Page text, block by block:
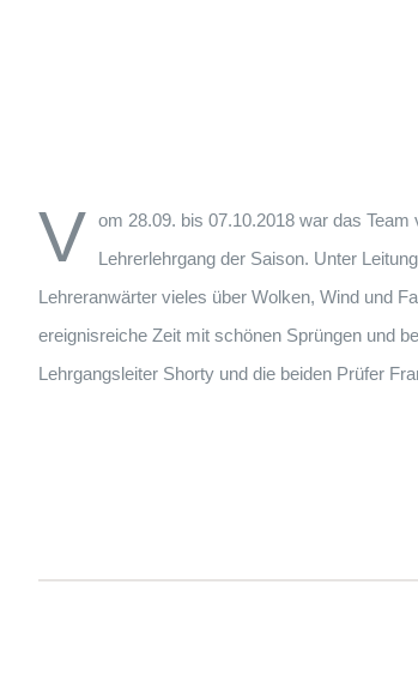
V om 28.09. bis 07.10.2018 war das
Lehrerlehrgang der Saison. Unter
Lehreranwärter vieles über Wolken, Wind und
ereignisreiche Zeit mit schönen Sprüngen und
Lehrgangsleiter Shorty und die beiden Prüfer